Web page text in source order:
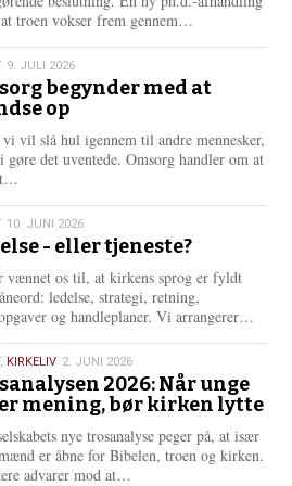
troen vokser frem gennem…
e
e
9. JULI 2026
begynder med at
op
vil slå hul igennem til andre mennesker,
gøre det uventede. Omsorg handler om at
s
e
r
e
10. JUNI 2026
- eller tjeneste?
vænnet os til, at kirkens sprog er fyldt
ledelse, strategi, retning,
og handleplaner. Vi arrangerer…
r
e
, KIRKELIV 2. JUNI 2026
2026: Når unge
mening, bør kirken lytte
nye trosanalyse peger på, at især
er åbne for Bibelen, troen og kirken.
advarer mod at…